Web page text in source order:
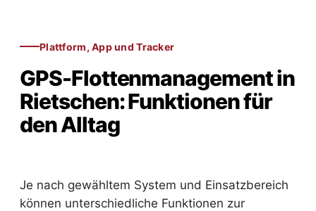
Plattform, App und Tracker
GPS-Flottenmanagement in
Rietschen: Funktionen für
den Alltag
Je nach gewähltem System und Einsatzbereich
können unterschiedliche Funktionen zur